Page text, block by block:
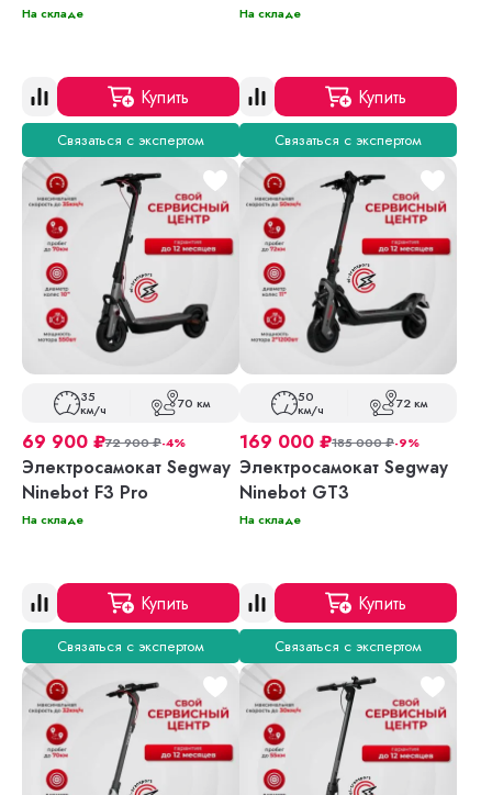
На складе
Купить
Связаться с экспертом
На складе
Купить
Связаться с экспертом
35
км/ч 70 км
69 900 ₽72 900₽-4%
Электросамокат Segway
Ninebot F3 Pro
На складе
Купить
Связаться с экспертом
50
км/ч 72 км
169 000 ₽185 000₽-9%
Электросамокат Segway
Ninebot GT3
На складе
Купить
Связаться с экспертом